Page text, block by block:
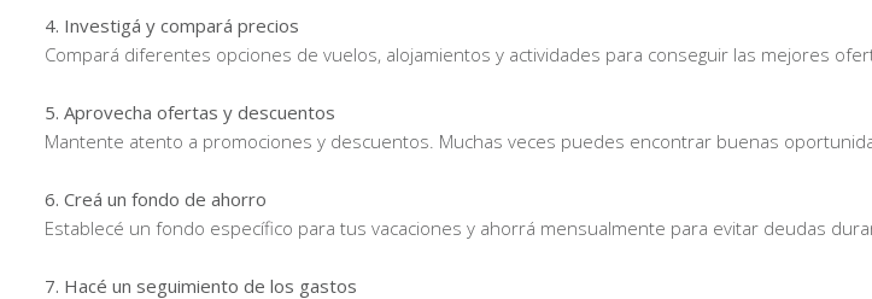
4. Investigá y compará precios
Compará diferentes opciones de vuelos, alojamientos y actividades para conseguir las mejores
5. Aprovecha ofertas y descuentos
Mantente atento a promociones y descuentos. Muchas veces puedes encontrar buenas
6. Creá un fondo de ahorro
Establecé un fondo específico para tus vacaciones y ahorrá mensualmente para evitar deudas
7. Hacé un seguimiento de los gastos